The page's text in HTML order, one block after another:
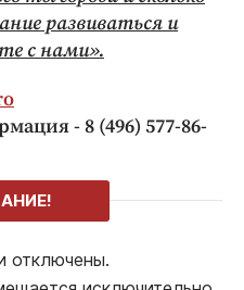
развиваться и
с нами».
- 8 (496) 577-86-
отключены.